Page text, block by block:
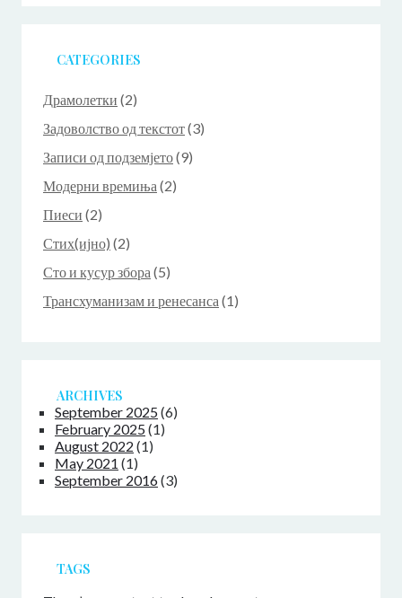
CATEGORIES
Драмолетки (2)
Задоволство од текстот(3)
Записи од подземјето(9)
Модерни времиња (2)
Пиеси (2)
Стих(ијно) (2)
Сто и кусур збора (5)
Трансхуманизам и ренесанса (1)
ARCHIVES
September 2025(6)
February 2025(1)
August 2022 (1)
May 2021 (1)
September 2016(3)
TAGS